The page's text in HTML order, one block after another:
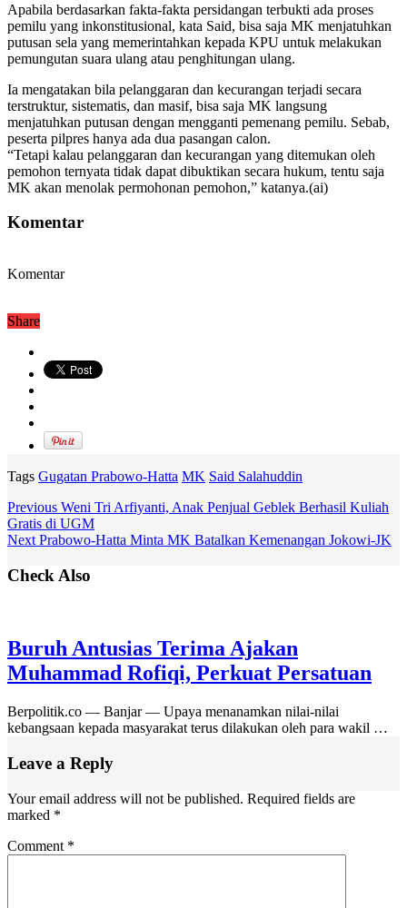
Apabila berdasarkan fakta-fakta persidangan terbukti ada proses
pemilu yang inkonstitusional, kata Said, bisa saja MK menjatuhkan
putusan sela yang memerintahkan kepada KPU untuk melakukan
pemungutan suara ulang atau penghitungan ulang.
Ia mengatakan bila pelanggaran dan kecurangan terjadi secara
terstruktur, sistematis, dan masif, bisa saja MK langsung
menjatuhkan putusan dengan mengganti pemenang pemilu. Sebab,
peserta pilpres hanya ada dua pasangan calon.
“Tetapi kalau pelanggaran dan kecurangan yang ditemukan oleh
pemohon ternyata tidak dapat dibuktikan secara hukum, tentu saja
MK akan menolak permohonan pemohon,” katanya.(ai)
Komentar
Komentar
Share
Tags Gugatan Prabowo-Hatta MK Said Salahuddin
Previous Weni Tri Arfiyanti, Anak Penjual Geblek Berhasil Kuliah
Gratis di UGM
Next Prabowo-Hatta Minta MK Batalkan Kemenangan Jokowi-JK
Check Also
Buruh Antusias Terima Ajakan
Muhammad Rofiqi, Perkuat Persatuan
Berpolitik.co — Banjar — Upaya menanamkan nilai-nilai
kebangsaan kepada masyarakat terus dilakukan oleh para wakil …
Leave a Reply
Your email address will not be published. Required fields are
marked *
Comment *